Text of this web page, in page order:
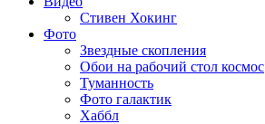
Стивен Хокинг
Фото
Звездные скопления
Обои на рабочий стол космос
Туманность
Фото галактик
Хаббл